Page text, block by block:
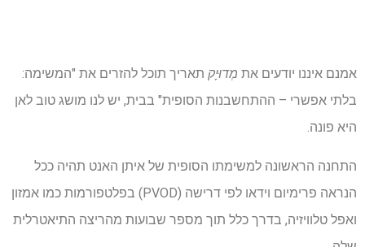
אמנם איננו יודעים את מְדוּיָק תאריך תוכל להזרים את "המשימה:
בלתי אפשרי – ההתחשבנות הסופית" בבית, יש לנו מושג טוב לאן
היא פונה.
התחנה הראשונה למשימתו הסופית של איתן האנט תהיה ככל
הנראה פרימיום וידאו לפי דרישה (PVOD) בפלטפורמות כמו אמזון
ואפל טלוויזיה, בדרך כלל תוך מספר שבועות מהריצה התיאטרלית